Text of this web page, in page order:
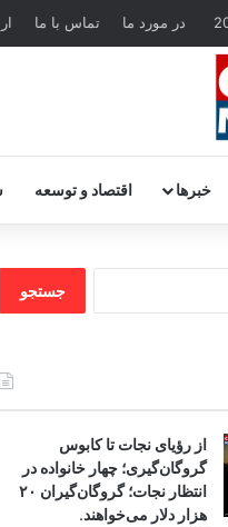
در مورد ما تماس با ما
خبرها اقتصاد و توسعه
برای:
از رؤیای نجات تا کابوس
گروگان‌گیری؛ چهار خانواده در
انتظار نجات؛ گروگان‌گیران ۲۰
هزار دلار می‌خواهند.